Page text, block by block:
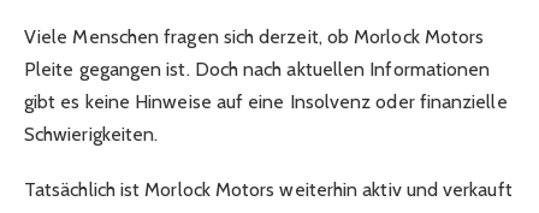
Viele Menschen fragen sich derzeit, ob Morlock Motors
Pleite gegangen ist. Doch nach aktuellen Informationen
gibt es keine Hinweise auf eine Insolvenz oder finanzielle
Schwierigkeiten.
Tatsächlich ist Morlock Motors weiterhin aktiv und verkauft